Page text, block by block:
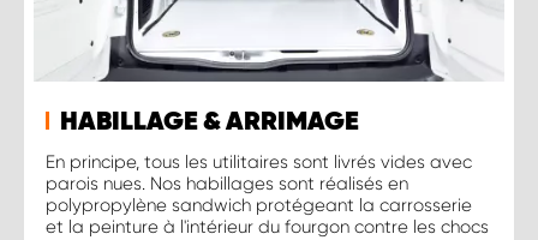
HABILLAGE & ARRIMAGE
En principe, tous les utilitaires sont livrés vides avec
parois nues. Nos habillages sont réalisés en
polypropylène sandwich protégeant la carrosserie
et la peinture à l'intérieur du fourgon contre les chocs